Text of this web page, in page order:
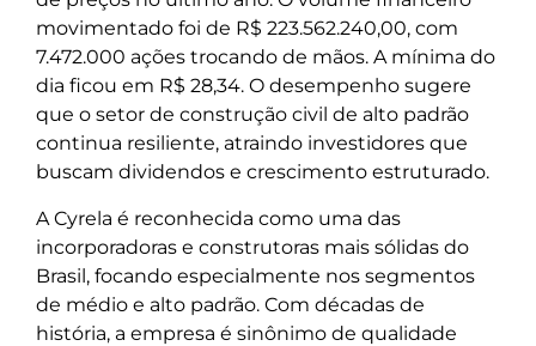
movimentado foi de R$ 223.562.240,00, com
7.472.000 ações trocando de mãos. A mínima do
dia ficou em R$ 28,34. O desempenho sugere
que o setor de construção civil de alto padrão
continua resiliente, atraindo investidores que
buscam dividendos e crescimento estruturado.
A Cyrela é reconhecida como uma das
incorporadoras e construtoras mais sólidas do
Brasil, focando especialmente nos segmentos
de médio e alto padrão. Com décadas de
história, a empresa é sinônimo de qualidade